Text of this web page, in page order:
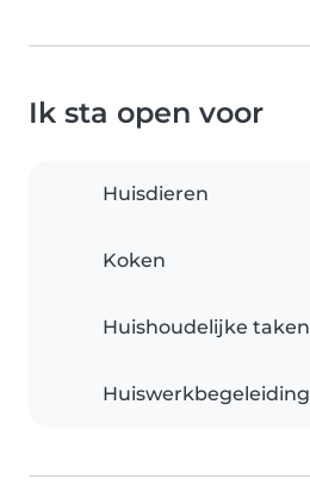
Ik sta open voor
Huisdieren
Koken
Huishoudelijke taken
Huiswerkbegeleiding